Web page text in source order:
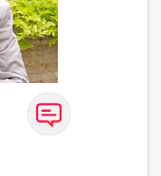
pas de seconde
».
maniaque ainsi
efforts. Rien de
suis un
le souhaitez,
J’en serai